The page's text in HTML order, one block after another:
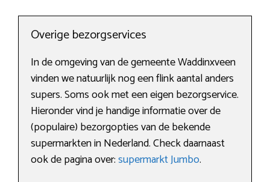
Overige bezorgservices
In de omgeving van de gemeente Waddinxveen
vinden we natuurlijk nog een flink aantal anders
supers. Soms ook met een eigen bezorgservice.
Hieronder vind je handige informatie over de
(populaire) bezorgopties van de bekende
supermarkten in Nederland. Check daarnaast
ook de pagina over:supermarkt Jumbo.